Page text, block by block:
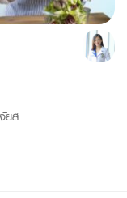
ยส